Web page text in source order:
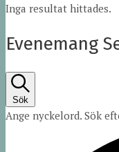
Inga resultat hittades.
Evenemang
Sök
Ange nyckelord. Sök